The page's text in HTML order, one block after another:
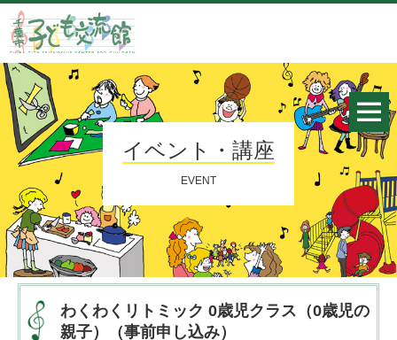
イベント・講座
EVENT
わくわくリトミック 0歳児クラス（0歳児の
親子）（事前申し込み）